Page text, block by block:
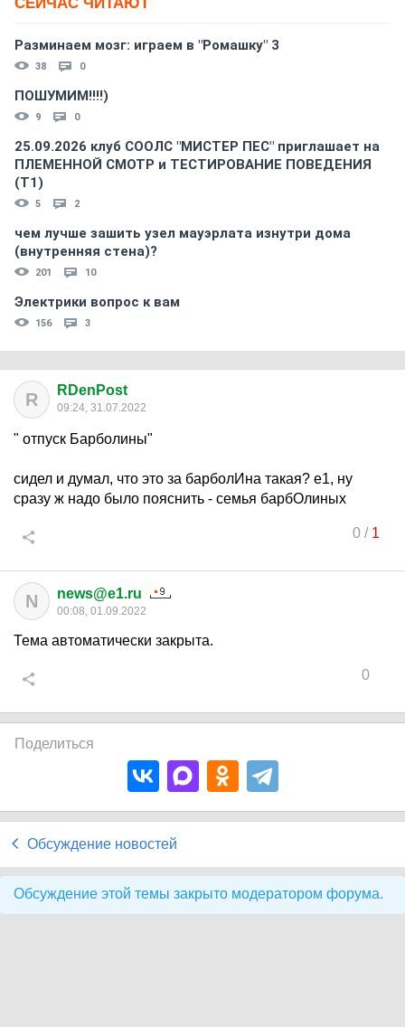
Разминаем мозг: играем в "Ромашку" 3
38 0
ПОШУМИМ!!!!)
9 0
25.09.2026 клуб СООЛС "МИСТЕР ПЕС" приглашает на
ПЛЕМЕННОЙ СМОТР и ТЕСТИРОВАНИЕ ПОВЕДЕНИЯ
(Т1)
5 2
чем лучше зашить узел мауэрлата изнутри дома
(внутренняя стена)?
201 10
Электрики вопрос к вам
156 3
R RDenPost
09:24, 31.07.2022
" отпуск Барболины"
сидел и думал, что это за барболИна такая? е1, ну
сразу ж надо было пояснить - семья барбОлиных
0/ 1
N news@e1.ru
00:08, 01.09.2022
Тема автоматически закрыта.
0
Поделиться
Обсуждение новостей
Обсуждение этой темы закрыто модератором форума.